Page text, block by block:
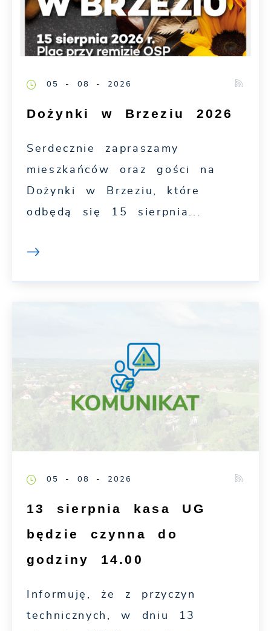
05 - 08 - 2026
Dożynki w Brzeziu 2026
Serdecznie zapraszamy
mieszkańców oraz gości na
Dożynki w Brzeziu, które
odbędą się 15 sierpnia...
05 - 08 - 2026
13 sierpnia kasa UG
będzie czynna do
godziny 14.00
Informuję, że z przyczyn
technicznych, w dniu 13